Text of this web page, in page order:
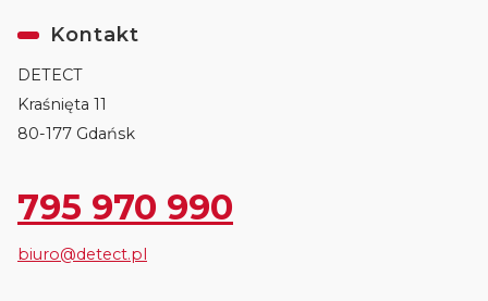
Kontakt
DETECT
Kraśnięta 11
80-177 Gdańsk
795 970 990
biuro@detect.pl